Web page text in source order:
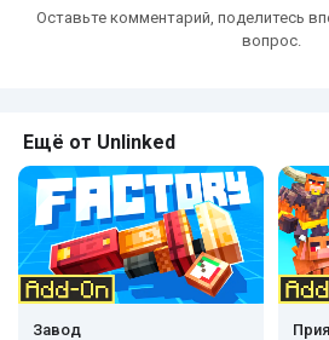
Оставьте комментарий, поделитесь
вопрос.
Ещё от Unlinked
Завод